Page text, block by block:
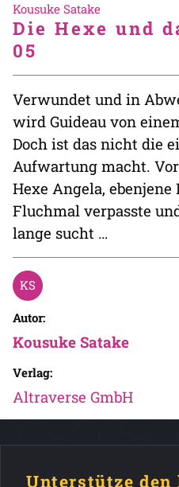
Kousuke Satake
Die Hexe und
05
Verwundet und in
wird Guideau von
Doch ist das nicht die
Aufwartung macht.
Hexe Angela,
Fluchmal verpasste
lange sucht …
Autor:
Kousuke Satake
Verlag:
Altraverse GmbH
Unterstütze